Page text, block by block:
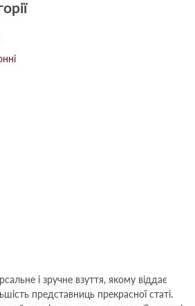
і зручне взуття, якому віддає
представниць прекрасної статі.